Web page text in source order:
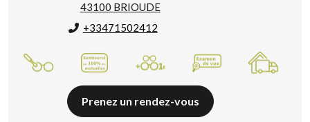
43100 BRIOUDE
+33471502412
Prenez un rendez-vous